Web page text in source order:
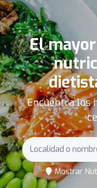
El
Encuentra los
Mostrar